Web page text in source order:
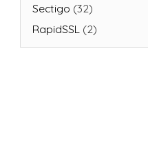
Sectigo (32)
RapidSSL (2)